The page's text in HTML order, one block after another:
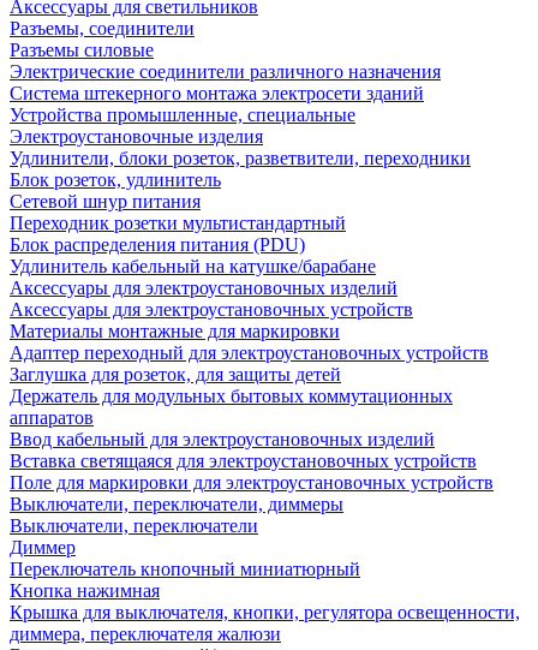
Аксессуары для светильников
Разъемы, соединители
Разъемы силовые
Электрические соединители различного назначения
Система штекерного монтажа электросети зданий
Устройства промышленные, специальные
Электроустановочные изделия
Удлинители, блоки розеток, разветвители, переходники
Блок розеток, удлинитель
Сетевой шнур питания
Переходник розетки мультистандартный
Блок распределения питания (PDU)
Удлинитель кабельный на катушке/барабане
Аксессуары для электроустановочных изделий
Аксессуары для электроустановочных устройств
Материалы монтажные для маркировки
Адаптер переходный для электроустановочных устройств
Заглушка для розеток, для защиты детей
Держатель для модульных бытовых коммутационных
аппаратов
Ввод кабельный для электроустановочных изделий
Вставка светящаяся для электроустановочных устройств
Поле для маркировки для электроустановочных устройств
Выключатели, переключатели, диммеры
Выключатели, переключатели
Диммер
Переключатель кнопочный миниатюрный
Кнопка нажимная
Крышка для выключателя, кнопки, регулятора освещенности,
диммера, переключателя жалюзи